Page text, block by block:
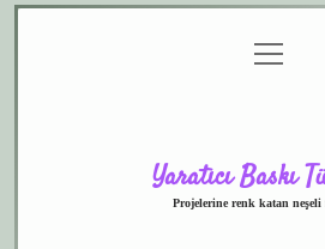
menüyü
aç
Yaratıcı Baskı
Projelerine renk katan